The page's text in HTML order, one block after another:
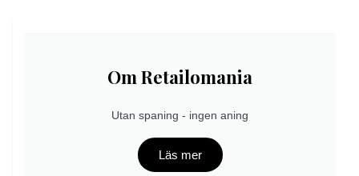
Om Retailomania
Utan spaning - ingen aning
Läs mer